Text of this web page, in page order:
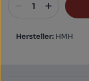
Hersteller: HMH